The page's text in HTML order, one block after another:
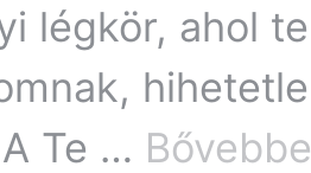
légkör, ahol
Te …